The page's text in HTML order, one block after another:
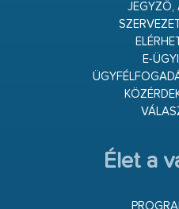
JEGYZŐ,
E-
Élet a